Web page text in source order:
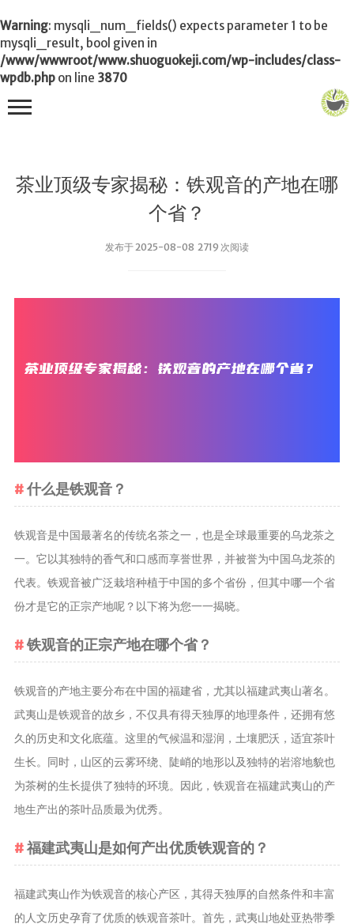
Warning: mysqli_num_fields() expects parameter 1 to be
mysqli_result, bool given in
/www/wwwroot/www.shuoguokeji.com/wp-includes/class-
wpdb.php on line 3870
茶业顶级专家揭秘：铁观音的产地在哪
个省？
发布于 2025-08-08 2719 次阅读
什么是铁观音？
铁观音是中国最著名的传统名茶之一，也是全球最重要的乌龙茶之
一。它以其独特的香气和口感而享誉世界，并被誉为中国乌龙茶的
代表。铁观音被广泛栽培种植于中国的多个省份，但其中哪一个省
份才是它的正宗产地呢？以下将为您一一揭晓。
铁观音的正宗产地在哪个省？
铁观音的产地主要分布在中国的福建省，尤其以福建武夷山著名。
武夷山是铁观音的故乡，不仅具有得天独厚的地理条件，还拥有悠
久的历史和文化底蕴。这里的气候温和湿润，土壤肥沃，适宜茶叶
生长。同时，山区的云雾环绕、陡峭的地形以及独特的岩溶地貌也
为茶树的生长提供了独特的环境。因此，铁观音在福建武夷山的产
地生产出的茶叶品质最为优秀。
福建武夷山是如何产出优质铁观音的？
福建武夷山作为铁观音的核心产区，其得天独厚的自然条件和丰富
的人文历史孕育了优质的铁观音茶叶。首先，武夷山地处亚热带季
首页
功夫茶
泡茶
制作
擂茶
茶包和袋泡茶
茶叶定制
茶叶配送
茶叶健康价
值和功效
养生茶
减肥茶
功能茶
茶文化
茶叶历史
茶叶品鉴
茶叶收藏
茶叶教育